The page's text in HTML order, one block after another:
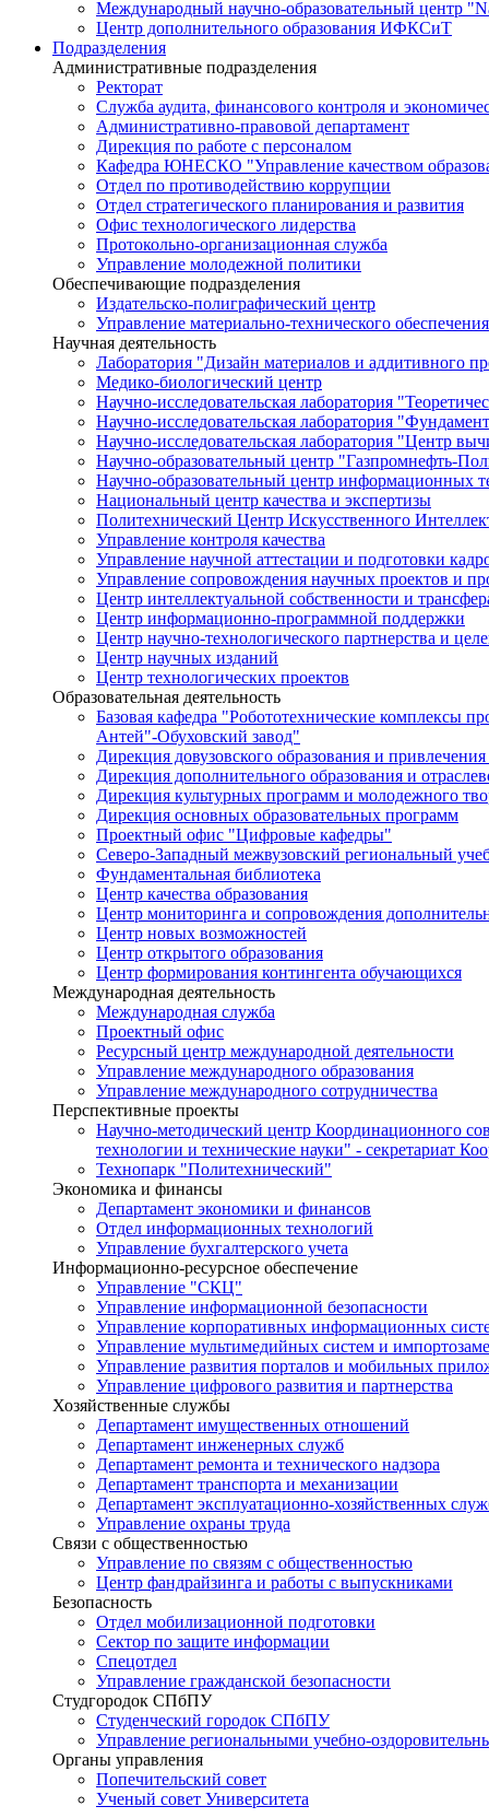
Международный научно-образовательный центр
Центр дополнительного образования ИФКСиТ
Подразделения
Административные подразделения
Ректорат
Служба аудита, финансового контроля и
Административно-правовой департамент
Дирекция по работе с персоналом
Кафедра ЮНЕСКО "Управление качеством
Отдел по противодействию коррупции
Отдел стратегического планирования и развития
Офис технологического лидерства
Протокольно-организационная служба
Управление молодежной политики
Обеспечивающие подразделения
Издательско-полиграфический центр
Управление материально-технического обеспечения
Научная деятельность
Лаборатория "Дизайн материалов и аддитивного
Медико-биологический центр
Научно-исследовательская лаборатория
Научно-исследовательская лаборатория
Научно-исследовательская лаборатория "Центр
Научно-образовательный центр "Газпромнефть-
Научно-образовательный центр информационных
Национальный центр качества и экспертизы
Политехнический Центр Искусственного
Управление контроля качества
Управление научной аттестации и подготовки
Управление сопровождения научных проектов и
Центр интеллектуальной собственности и
Центр информационно-программной поддержки
Центр научно-технологического партнерства и
Центр научных изданий
Центр технологических проектов
Образовательная деятельность
Базовая кафедра "Робототехнические комплексы
Антей"-Обуховский завод"
Дирекция довузовского образования и привлечения
Дирекция дополнительного образования и
Дирекция культурных программ и молодежного
Дирекция основных образовательных программ
Проектный офис "Цифровые кафедры"
Северо-Западный межвузовский региональный
Фундаментальная библиотека
Центр качества образования
Центр мониторинга и сопровождения
Центр новых возможностей
Центр открытого образования
Центр формирования контингента обучающихся
Международная деятельность
Международная служба
Проектный офис
Ресурсный центр международной деятельности
Управление международного образования
Управление международного сотрудничества
Перспективные проекты
Научно-методический центр Координационного
технологии и технические науки" - секретариат
Технопарк "Политехнический"
Экономика и финансы
Департамент экономики и финансов
Отдел информационных технологий
Управление бухгалтерского учета
Информационно-ресурсное обеспечение
Управление "СКЦ"
Управление информационной безопасности
Управление корпоративных информационных
Управление мультимедийных систем и
Управление развития порталов и мобильных
Управление цифрового развития и партнерства
Хозяйственные службы
Департамент имущественных отношений
Департамент инженерных служб
Департамент ремонта и технического надзора
Департамент транспорта и механизации
Департамент эксплуатационно-хозяйственных
Управление охраны труда
Связи с общественностью
Управление по связям с общественностью
Центр фандрайзинга и работы с выпускниками
Безопасность
Отдел мобилизационной подготовки
Сектор по защите информации
Спецотдел
Управление гражданской безопасности
Студгородок СПбПУ
Студенческий городок СПбПУ
Управление региональными учебно-
Органы управления
Попечительский совет
Ученый совет Университета